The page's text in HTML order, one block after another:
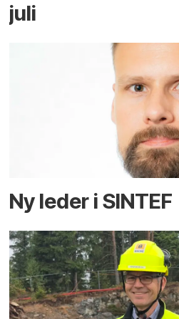
juli
Ny leder i SINTEF